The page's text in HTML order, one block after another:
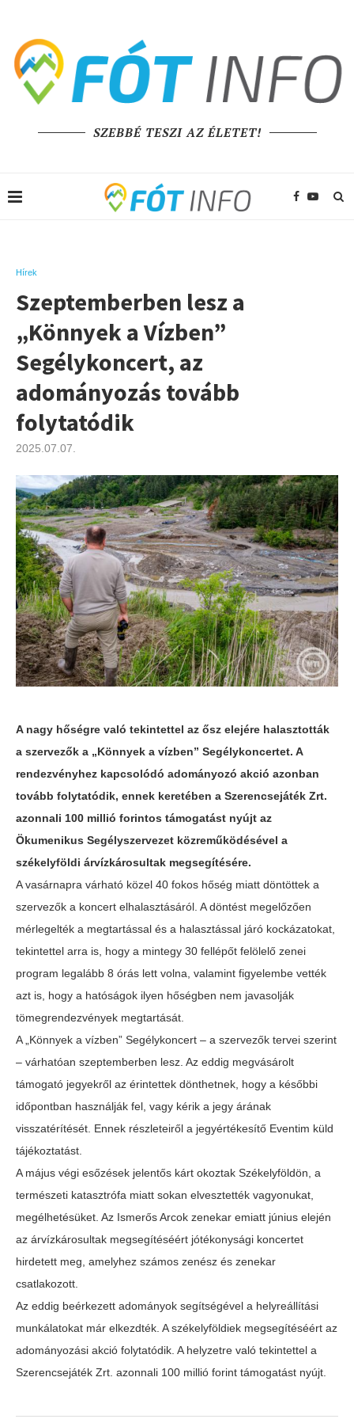
SZEBBÉ TESZI AZ ÉLETET!
Hírek
Szeptemberben lesz a
„Könnyek a Vízben”
Segélykoncert, az
adományozás tovább
folytatódik
2025.07.07.
A nagy hőségre való tekintettel az ősz elejére halasztották
a szervezők a „Könnyek a vízben” Segélykoncertet. A
rendezvényhez kapcsolódó adományozó akció azonban
tovább folytatódik, ennek keretében a Szerencsejáték Zrt.
azonnali 100 millió forintos támogatást nyújt az
Ökumenikus Segélyszervezet közreműködésével a
székelyföldi árvízkárosultak megsegítésére.
A vasárnapra várható közel 40 fokos hőség miatt döntöttek a
szervezők a koncert elhalasztásáról. A döntést megelőzően
mérlegelték a megtartással és a halasztással járó kockázatokat,
tekintettel arra is, hogy a mintegy 30 fellépőt felölelő zenei
program legalább 8 órás lett volna, valamint figyelembe vették
azt is, hogy a hatóságok ilyen hőségben nem javasolják
tömegrendezvények megtartását.
A „Könnyek a vízben” Segélykoncert – a szervezők tervei szerint
– várhatóan szeptemberben lesz. Az eddig megvásárolt
támogató jegyekről az érintettek dönthetnek, hogy a későbbi
időpontban használják fel, vagy kérik a jegy árának
visszatérítését. Ennek részleteiről a jegyértékesítő Eventim küld
tájékoztatást.
A május végi esőzések jelentős kárt okoztak Székelyföldön, a
természeti katasztrófa miatt sokan elvesztették vagyonukat,
megélhetésüket. Az Ismerős Arcok zenekar emiatt június elején
az árvízkárosultak megsegítéséért jótékonysági koncertet
hirdetett meg, amelyhez számos zenész és zenekar
csatlakozott.
Az eddig beérkezett adományok segítségével a helyreállítási
munkálatokat már elkezdték. A székelyföldiek megsegítéséért az
adományozási akció folytatódik. A helyzetre való tekintettel a
Szerencsejáték Zrt. azonnali 100 millió forint támogatást nyújt.